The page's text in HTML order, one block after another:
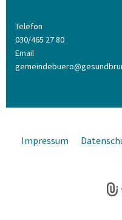
Telefon
030/465 27 80
Email
Impressum